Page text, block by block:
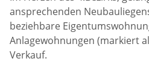
ansprechenden
beziehbare
Anlagewohnungen (markiert
Verkauf.